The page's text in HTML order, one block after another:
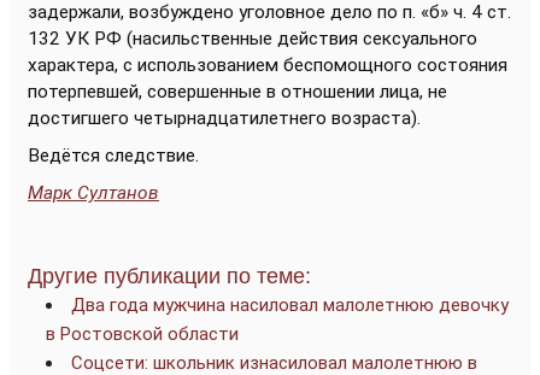
задержали, возбуждено уголовное дело по п. «б» ч. 4 ст.
132 УК РФ (насильственные действия сексуального
характера, с использованием беспомощного состояния
потерпевшей, совершенные в отношении лица, не
достигшего четырнадцатилетнего возраста).
Ведётся следствие.
Марк Султанов
Другие публикации по теме:
Два года мужчина насиловал малолетнюю девочку
в Ростовской области
Соцсети: школьник изнасиловал малолетнюю в